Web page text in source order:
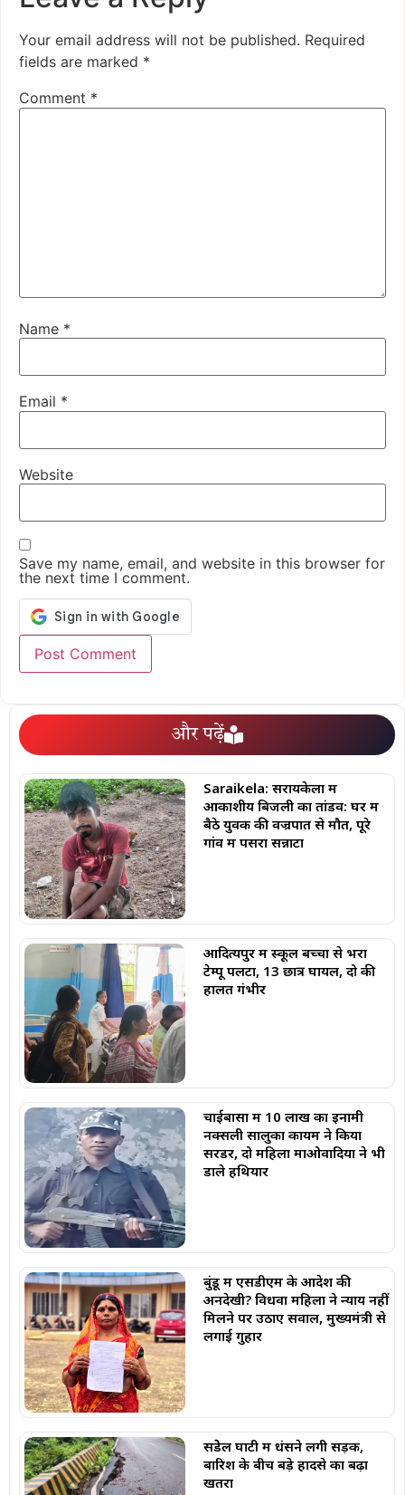
Your email address will not be published. Required
fields are marked *
Comment *
Name *
Email *
Website
Save my name, email, and website in this browser for
the next time I comment.
और पढ़ें
Saraikela: सरायकेला में
आकाशीय बिजली का तांडव: घर में
बैठे युवक की वज्रपात से मौत, पूरे
गांव में पसरा सन्नाटा
आदित्यपुर में स्कूल बच्चों से भरा
टेम्पू पलटा, 13 छात्र घायल, दो की
हालत गंभीर
चाईबासा में 10 लाख का इनामी
नक्सली सालुका कायम ने किया
सरेंडर, दो महिला माओवादियों ने भी
डाले हथियार
बुंडू में एसडीएम के आदेश की
अनदेखी? विधवा महिला ने न्याय नहीं
मिलने पर उठाए सवाल, मुख्यमंत्री से
लगाई गुहार
सेंडेेल घाटी में धंसने लगी सड़क,
बारिश के बीच बड़े हादसे का बढ़ा
खतरा